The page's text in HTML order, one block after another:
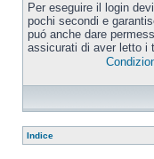
Per eseguire il login
pochi secondi e
puó anche dare
assicurati di aver letto i
Indice